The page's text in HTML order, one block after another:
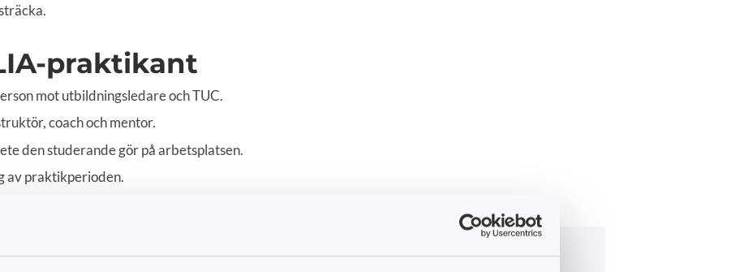
praktikant
mot utbildningsledare och TUC.
coach och mentor.
den studerande gör på arbetsplatsen.
av praktikperioden.